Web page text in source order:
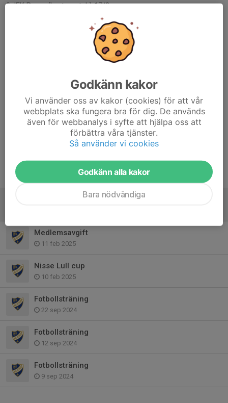
9. IFK Berga (bortamatch) 17/8
10. Timmernabbens IF (bortamatch) 24/8
11. Mönsterås GOIF (hemmamatch) 31/8
12. Högsby Ik (bortamatch) 7/9
13. IF Stjärnan (hemmamatch) 14/9
14. Rockneby IK (bortamatch) 21/9
Ledarna i p15
Dela nyhet
Tidigare nyheter
Medlemsavgift
11 feb 2025
Nisse Lull cup
10 feb 2025
Fotbollsträning
22 sep 2024
Fotbollsträning
12 sep 2024
Fotbollsträning
9 sep 2024
Godkänn kakor
Vi använder oss av kakor (cookies) för att vår
webbplats ska fungera bra för dig. De används
även för webbanalys i syfte att hjälpa oss att
förbättra våra tjänster.
Så använder vi cookies
Godkänn alla kakor
Bara nödvändiga